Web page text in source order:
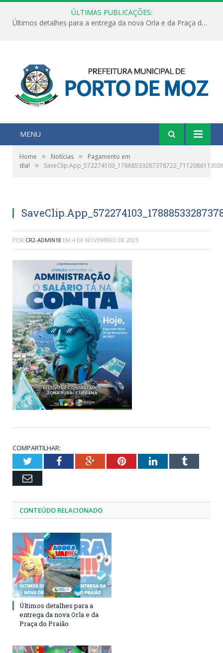
ÚLTIMAS PUBLICAÇÕES:
Últimos detalhes para a entrega da nova Orla e da Praça do Praião
MENU
Home » Notícias »
Pagamento em
dia!
»
POR CR2-ADMIN18 EM 4 DE NOVEMBRO DE 2025
COMPARTILHAR:
TwitterFacebookGoogle+PinterestLinkedInTumblr
Email
CONTEÚDO RELACIONADO
Últimos detalhes para a
entrega da nova Orla e da
Praça do Praião